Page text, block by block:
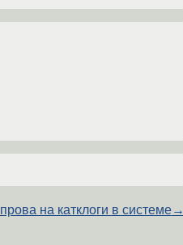
прова на катклоги в системе→